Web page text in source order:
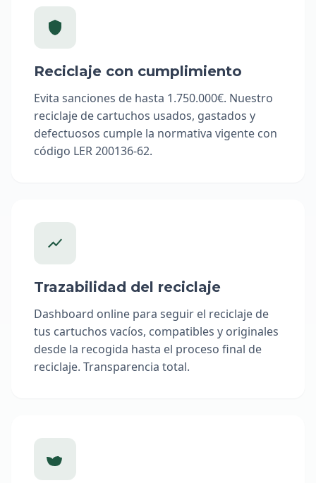
Reciclaje con cumplimiento
Evita sanciones de hasta 1.750.000€. Nuestro
reciclaje de cartuchos usados, gastados y
defectuosos cumple la normativa vigente con
código LER 200136-62.
Trazabilidad del reciclaje
Dashboard online para seguir el reciclaje de
tus cartuchos vacíos, compatibles y originales
desde la recogida hasta el proceso final de
reciclaje. Transparencia total.